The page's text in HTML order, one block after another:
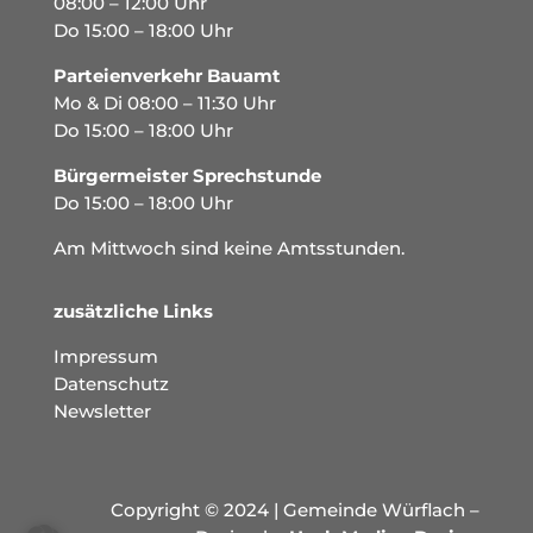
Do 15:00 – 18:00 Uhr
Parteienverkehr Bauamt
Mo & Di 08:00 – 11:30 Uhr
Do 15:00 – 18:00 Uhr
Bürgermeister Sprechstunde
Do 15:00 – 18:00 Uhr
Am Mittwoch sind keine Amtsstunden.
zusätzliche Links
Impressum
Datenschutz
Newsletter
Copyright © 2024 | Gemeinde Würflach –